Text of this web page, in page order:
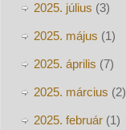
2025. július (3)
2025. május (1)
2025. április (7)
2025. március (2)
2025. február(1)